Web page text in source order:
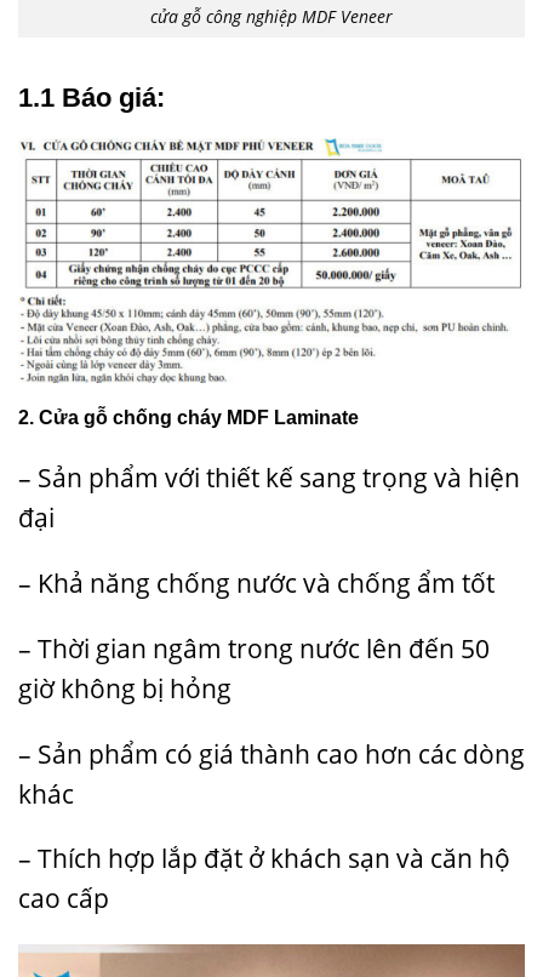
cửa gỗ công nghiệp MDF Veneer
1.1 Báo giá:
2. Cửa gỗ chống cháy MDF Laminate
– Sản phẩm với thiết kế sang trọng và hiện
đại
– Khả năng chống nước và chống ẩm tốt
– Thời gian ngâm trong nước lên đến 50
giờ không bị hỏng
– Sản phẩm có giá thành cao hơn các dòng
khác
– Thích hợp lắp đặt ở khách sạn và căn hộ
cao cấp